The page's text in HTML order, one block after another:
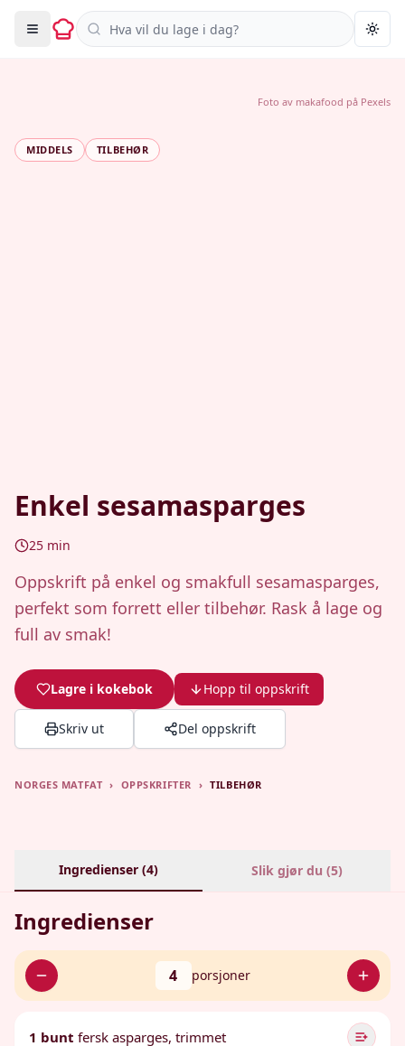
Søk i oppskrifter
MIDDELS TILBEHØR
Enkel sesamasparges
25 min
Oppskrift på enkel og smakfull sesamasparges,
perfekt som forrett eller tilbehør. Rask å lage og
full av smak!
Lagre i kokebok Hopp til oppskrift
Skriv ut Del oppskrift
Foto av makafood på Pexels
NORGES MATFAT › OPPSKRIFTER › TILBEHØR
Ingredienser (4) Slik gjør du (5)
Ingredienser
4 porsjoner
1 bunt fersk asparges, trimmet